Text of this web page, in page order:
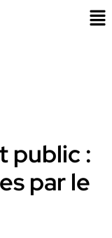
public :
par le